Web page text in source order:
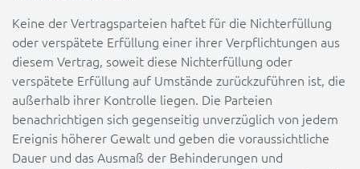
Keine der Vertragsparteien haftet für die Nichterfüllung
oder verspätete Erfüllung einer ihrer Verpflichtungen aus
diesem Vertrag, soweit diese Nichterfüllung oder
verspätete Erfüllung auf Umstände zurückzuführen ist, die
außerhalb ihrer Kontrolle liegen. Die Parteien
benachrichtigen sich gegenseitig unverzüglich von jedem
Ereignis höherer Gewalt und geben die voraussichtliche
Dauer und das Ausmaß der Behinderungen und